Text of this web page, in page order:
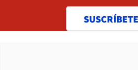
SUSCRÍBETE